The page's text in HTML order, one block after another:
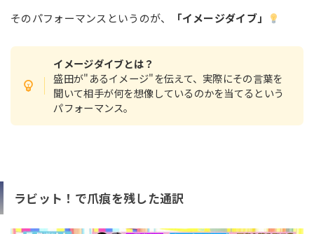
そのパフォーマンスというのが、 「イメージダイブ」
イメージダイブとは？
盛田が"あるイメージ"を伝えて、実際にその言葉を
聞いて相手が何を想像しているのかを当てるという
パフォーマンス。
ラビット！で爪痕を残した通訳